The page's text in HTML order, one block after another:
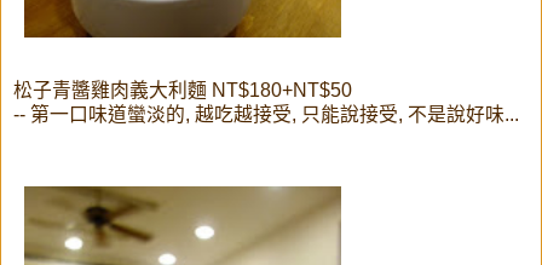
松子青醬雞肉義大利麵 NT$180+NT$50
-- 第一口味道蠻淡的, 越吃越接受, 只能說接受, 不是說好味...